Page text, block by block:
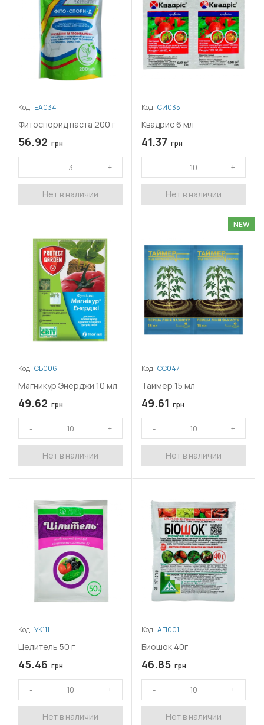
Код: ЕА034
Фитоспорид паста 200 г
56.92 грн
Нет в наличии
Код: СИ035
Квадрис 6 мл
41.37 грн
Нет в наличии
Код: СБ006
Магникур Энерджи 10 мл
49.62 грн
Нет в наличии
NEW
Код: СС047
Таймер 15 мл
49.61 грн
Нет в наличии
Код: УК111
Целитель 50 г
45.46 грн
Нет в наличии
Код: АП001
Биошок 40г
46.85 грн
Нет в наличии